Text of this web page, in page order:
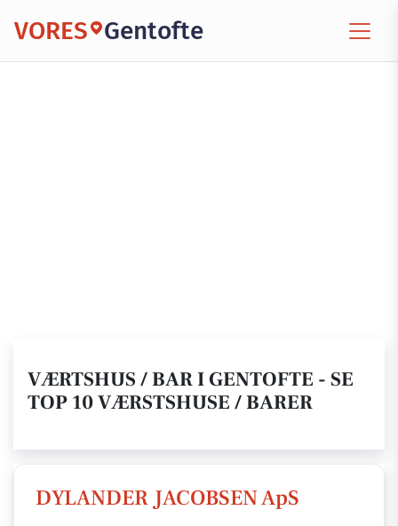
VORES Gentofte
VÆRTSHUS / BAR I GENTOFTE - SE
TOP 10 VÆRSTSHUSE / BARER
DYLANDER JACOBSEN ApS